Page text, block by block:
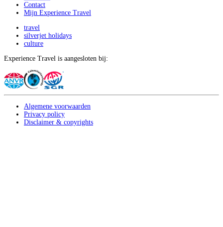
Contact
Mijn Experience Travel
travel
silverjet holidays
culture
Experience Travel is aangesloten bij:
Algemene voorwaarden
Privacy policy
Disclaimer & copyrights